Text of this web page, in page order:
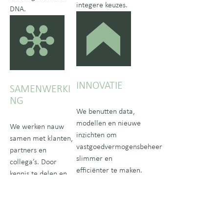
DNA.
SAMENWERKI
NG
We werken nauw
samen met klanten,
partners en
collega’s. Door
kennis te delen en
integere keuzes.
INNOVATIE
We benutten data,
modellen en nieuwe
inzichten om
vastgoedvermogensbeheer
slimmer en
efficiënter te maken.